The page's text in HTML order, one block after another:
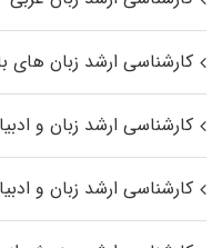
کارشناسی ارشد زبان‌ های
کارشناسی ارشد زبان و
کارشناسی ارشد زبان و